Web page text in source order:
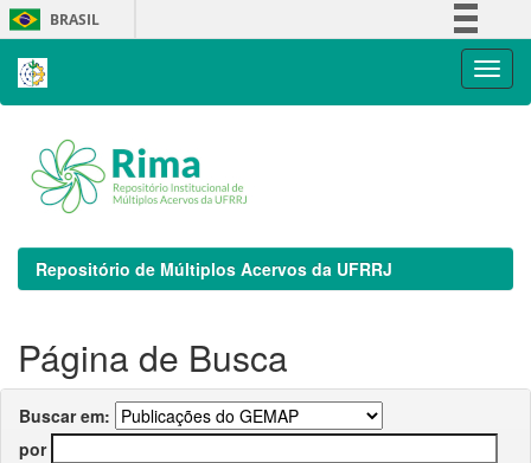
Skip
navigation
BRASIL
Repositório de Múltiplos Acervos da UFRRJ
Página de Busca
Buscar em:
por